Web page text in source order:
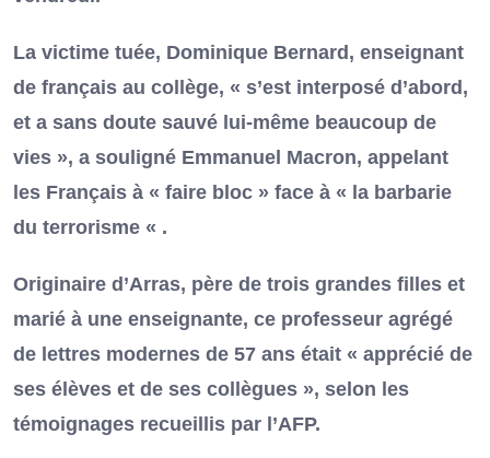
La victime tuée, Dominique Bernard, enseignant
de français au collège, « s’est interposé d’abord,
et a sans doute sauvé lui-même beaucoup de
vies », a souligné Emmanuel Macron, appelant
les Français à « faire bloc » face à « la barbarie
du terrorisme « .
Originaire d’Arras, père de trois grandes filles et
marié à une enseignante, ce professeur agrégé
de lettres modernes de 57 ans était « apprécié de
ses élèves et de ses collègues », selon les
témoignages recueillis par l’AFP.